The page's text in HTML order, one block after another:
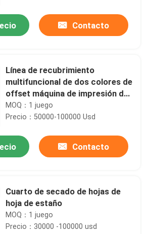
Contacto
Línea de recubrimiento
multifuncional de dos colores de
offset máquina de impresión de
hojalata de plomo control PLC
MOQ：1 juego
Precio：50000-100000 Usd
Contacto
Cuarto de secado de hojas de
hoja de estaño
MOQ：1 juego
Precio：30000 -100000 usd